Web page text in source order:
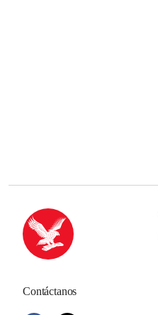
Contáctanos